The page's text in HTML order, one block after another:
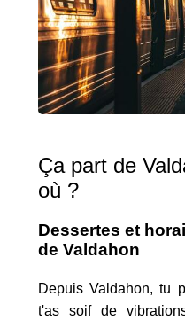
Ça part de
où ?
Dessertes et
de Valdahon
Depuis Valdahon, tu
t'as soif de